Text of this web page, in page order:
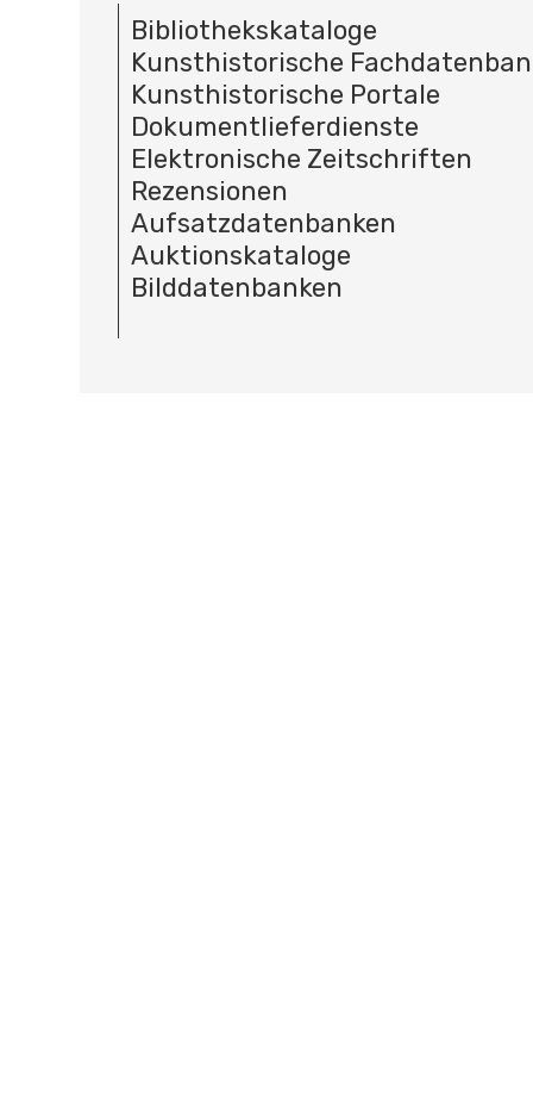
Bibliothekskataloge
Kunsthistorische
Kunsthistorische Portale
Dokumentlieferdienste
Elektronische Zeitschriften
Rezensionen
Aufsatzdatenbanken
Auktionskataloge
Bilddatenbanken